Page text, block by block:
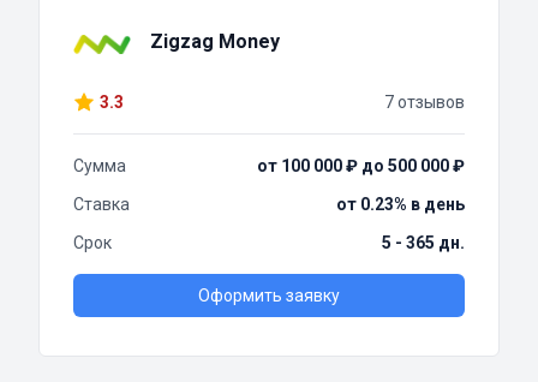
Zigzag Money
3.3 7 отзывов
Сумма
от 100 000 ₽ до 500 000 ₽
Ставка
от 0.23% в день
Срок
5 - 365 дн.
Оформить заявку